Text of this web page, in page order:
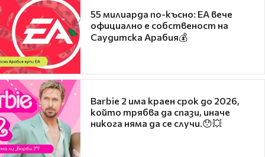
55 милиарда по-късно: EA вече
официално е собственост на
Саудитска Арабия💰
Barbie 2 има краен срок до 2026,
който трябва да спази, иначе
никога няма да се случи.😯💥